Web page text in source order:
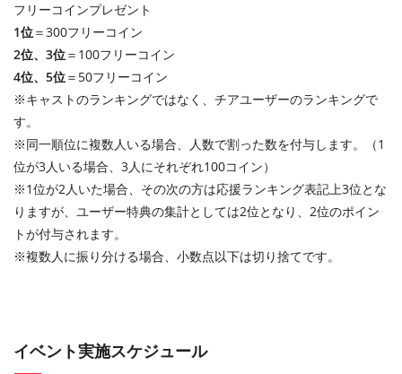
フリーコインプレゼント
1位＝300フリーコイン
2位、3位＝100フリーコイン
4位、5位＝50フリーコイン
※キャストのランキングではなく、チアユーザーのランキングで
す。
※同一順位に複数人いる場合、人数で割った数を付与します。（1
位が3人いる場合、3人にそれぞれ100コイン）
※1位が2人いた場合、その次の方は応援ランキング表記上3位とな
りますが、ユーザー特典の集計としては2位となり、2位のポイン
トが付与されます。
※複数人に振り分ける場合、小数点以下は切り捨てです。
イベント実施スケジュール